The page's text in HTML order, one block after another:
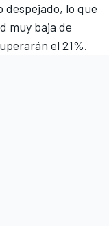
despejado, lo que
muy baja de
el 21%.